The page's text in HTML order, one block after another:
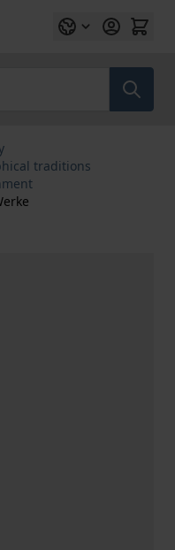
traditions